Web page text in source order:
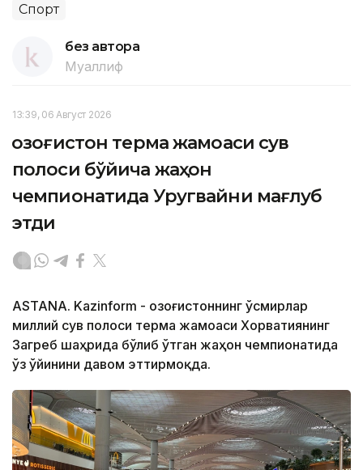
Спорт
без автора
Муаллиф
13:39, 06 Август 2026
Қозоғистон терма жамоаси сув
полоси бўйича жаҳон
чемпионатида Уругвайни мағлуб
этди
ASTANA. Kazinform - Қозоғистоннинг ўсмирлар
миллий сув полоси терма жамоаси Хорватиянинг
Загреб шаҳрида бўлиб ўтган жаҳон чемпионатида
ўз ўйинини давом эттирмоқда.